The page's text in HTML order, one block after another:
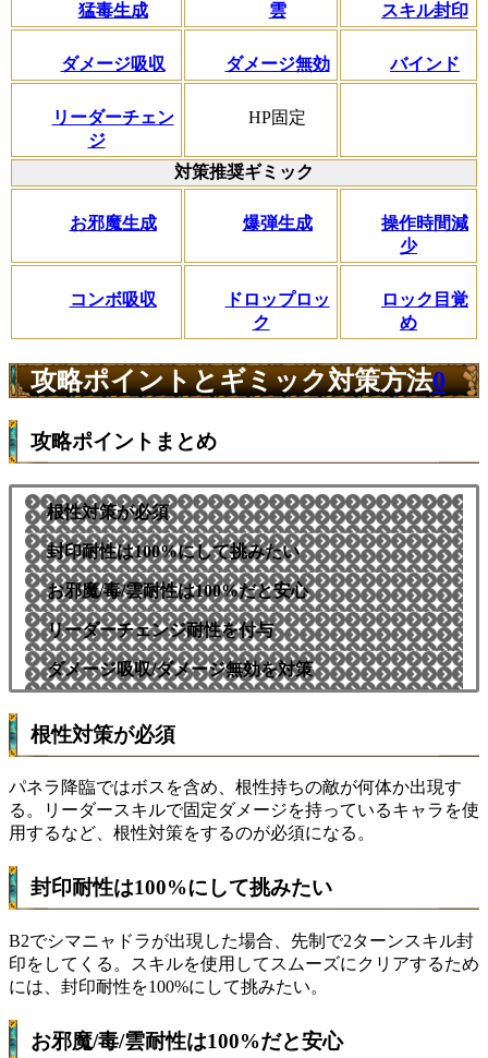
猛毒生成 雲 スキル封印
ダメージ吸収 ダメージ無効 バインド
リーダーチェン
ジ
HP固定
対策推奨ギミック
お邪魔生成 爆弾生成
操作時間減
少
コンボ吸収
ドロップロッ
ク
ロック目覚
め
攻略ポイントとギミック対策方法0
攻略ポイントまとめ
根性対策が必須
封印耐性は100%にして挑みたい
お邪魔/毒/雲耐性は100%だと安心
リーダーチェンジ耐性を付与
ダメージ吸収/ダメージ無効を対策
根性対策が必須
パネラ降臨ではボスを含め、根性持ちの敵が何体か出現す
る。リーダースキルで固定ダメージを持っているキャラを使
用するなど、根性対策をするのが必須になる。
封印耐性は100%にして挑みたい
B2でシマニャドラが出現した場合、先制で2ターンスキル封
印をしてくる。スキルを使用してスムーズにクリアするため
には、封印耐性を100%にして挑みたい。
お邪魔/毒/雲耐性は100%だと安心